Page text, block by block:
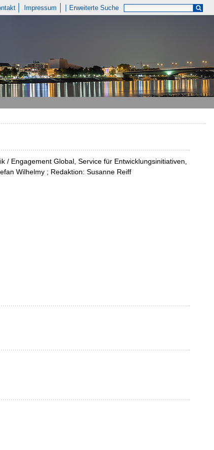
Impressum Erweiterte Suche
/ Engagement Global, Service für Entwicklungsinitiativen,
Wilhelmy ; Redaktion: Susanne Reiff